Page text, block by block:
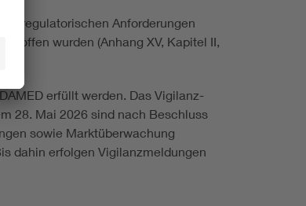
regulatorischen Anforderungen
wurden (Anhang XV, Kapitel II,
erfüllt werden. Das Vigilanz-
28. Mai 2026 sind nach Beschluss
sowie Marktüberwachung
dahin erfolgen Vigilanzmeldungen